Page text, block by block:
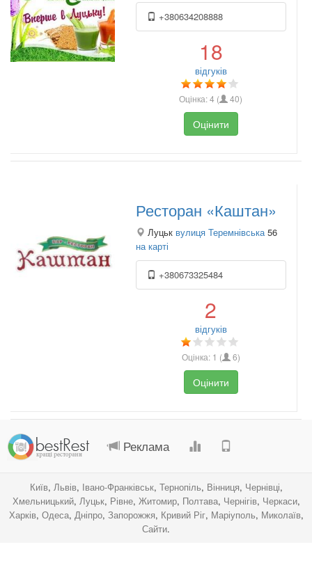
+380634208888
18
відгуків
Оцінка:4 ( 40)
Оцінити
Ресторан «Каштан»
Луцьк вулиця Теремнівська 56
на карті
+380673325484
2
відгуків
Оцінка: 1 ( 6)
Оцінити
Реклама
Київ, Львів, Івано-Франківськ, Тернопіль, Вінниця, Чернівці,
Хмельницький, Луцьк, Рівне, Житомир, Полтава, Чернігів, Черкаси,
Харків, Одеса, Дніпро, Запорожжя, Кривий Ріг, Маріуполь, Миколаїв,
Сайти.